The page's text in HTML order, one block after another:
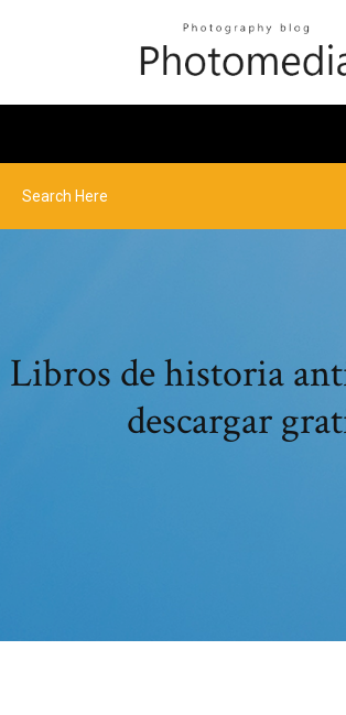
Libros de historia
descargar